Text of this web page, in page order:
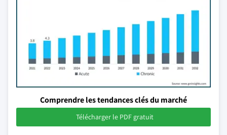
Comprendre les tendances clés du marché
Télécharger le PDF gratuit